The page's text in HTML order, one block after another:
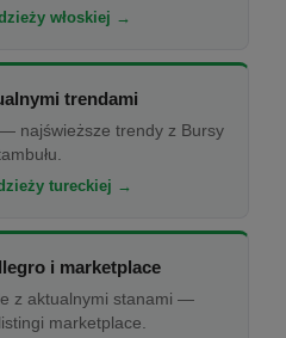
włoskiej →
trendami
najświeższe trendy z Bursy
tureckiej →
i marketplace
z aktualnymi stanami —
marketplace.